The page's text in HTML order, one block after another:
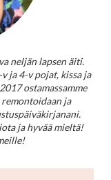
neljän lapsen äiti.
ja 4-v pojat, kissa ja
ostamassamme
remontoidaan ja
ja hyvää mieltä!